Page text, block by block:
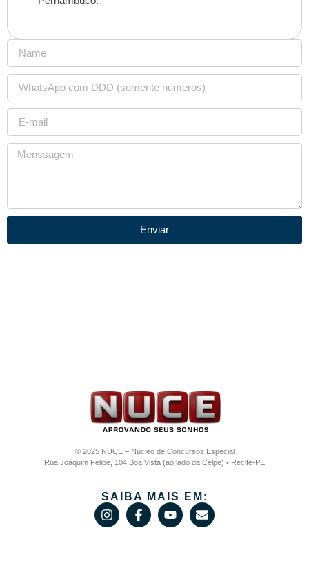
Enviar
© 2025 NUCE – Núcleo de Concursos Especial
Rua Joaquim Felipe, 104 Boa Vista (ao lado da Celpe) • Recife-PE
SAIBA MAIS EM: